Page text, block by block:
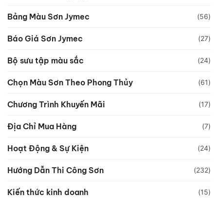
Bảng Màu Sơn Jymec (56)
Báo Giá Sơn Jymec (27)
Bộ sưu tập màu sắc (24)
Chọn Màu Sơn Theo Phong Thủy (61)
Chương Trình Khuyến Mãi (17)
Địa Chỉ Mua Hàng (7)
Hoạt Động & Sự Kiện (24)
Hướng Dẫn Thi Công Sơn (232)
Kiến thức kinh doanh (15)